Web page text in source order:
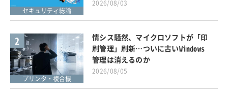
セキュリティ総論
2026/08/03
2
プリンタ・複合機
情シス騒然、マイクロソフトが「印
刷管理」刷新…ついに古いWindows
管理は消えるのか
2026/08/05